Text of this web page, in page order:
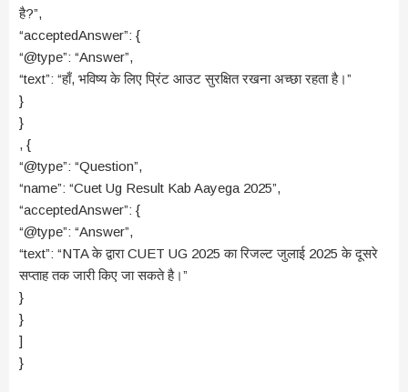
है?”,
“acceptedAnswer”: {
“@type”: “Answer”,
“text”: “हाँ, भविष्य के लिए प्रिंट आउट सुरक्षित रखना अच्छा रहता है।”
}
}
, {
“@type”: “Question”,
“name”: “Cuet Ug Result Kab Aayega 2025”,
“acceptedAnswer”: {
“@type”: “Answer”,
“text”: “NTA के द्वारा CUET UG 2025 का रिजल्ट जुलाई 2025 के दूसरे
सप्ताह तक जारी किए जा सकते है।”
}
}
]
}